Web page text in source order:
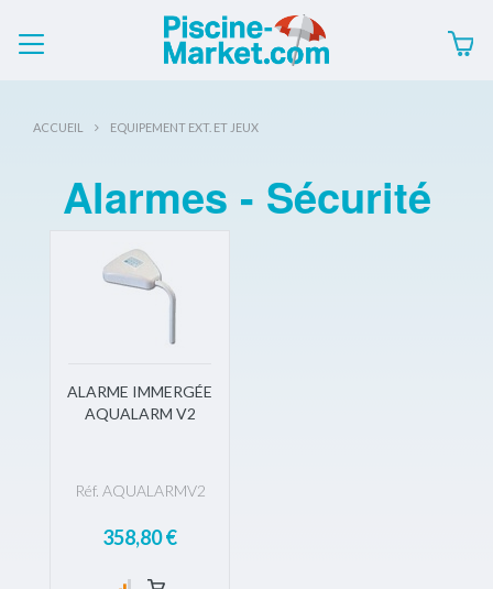
ACCUEIL EQUIPEMENT EXT. ET JEUX
Alarmes - Sécurité
ALARME IMMERGÉE
AQUALARM V2
Réf. AQUALARMV2
358,80 €